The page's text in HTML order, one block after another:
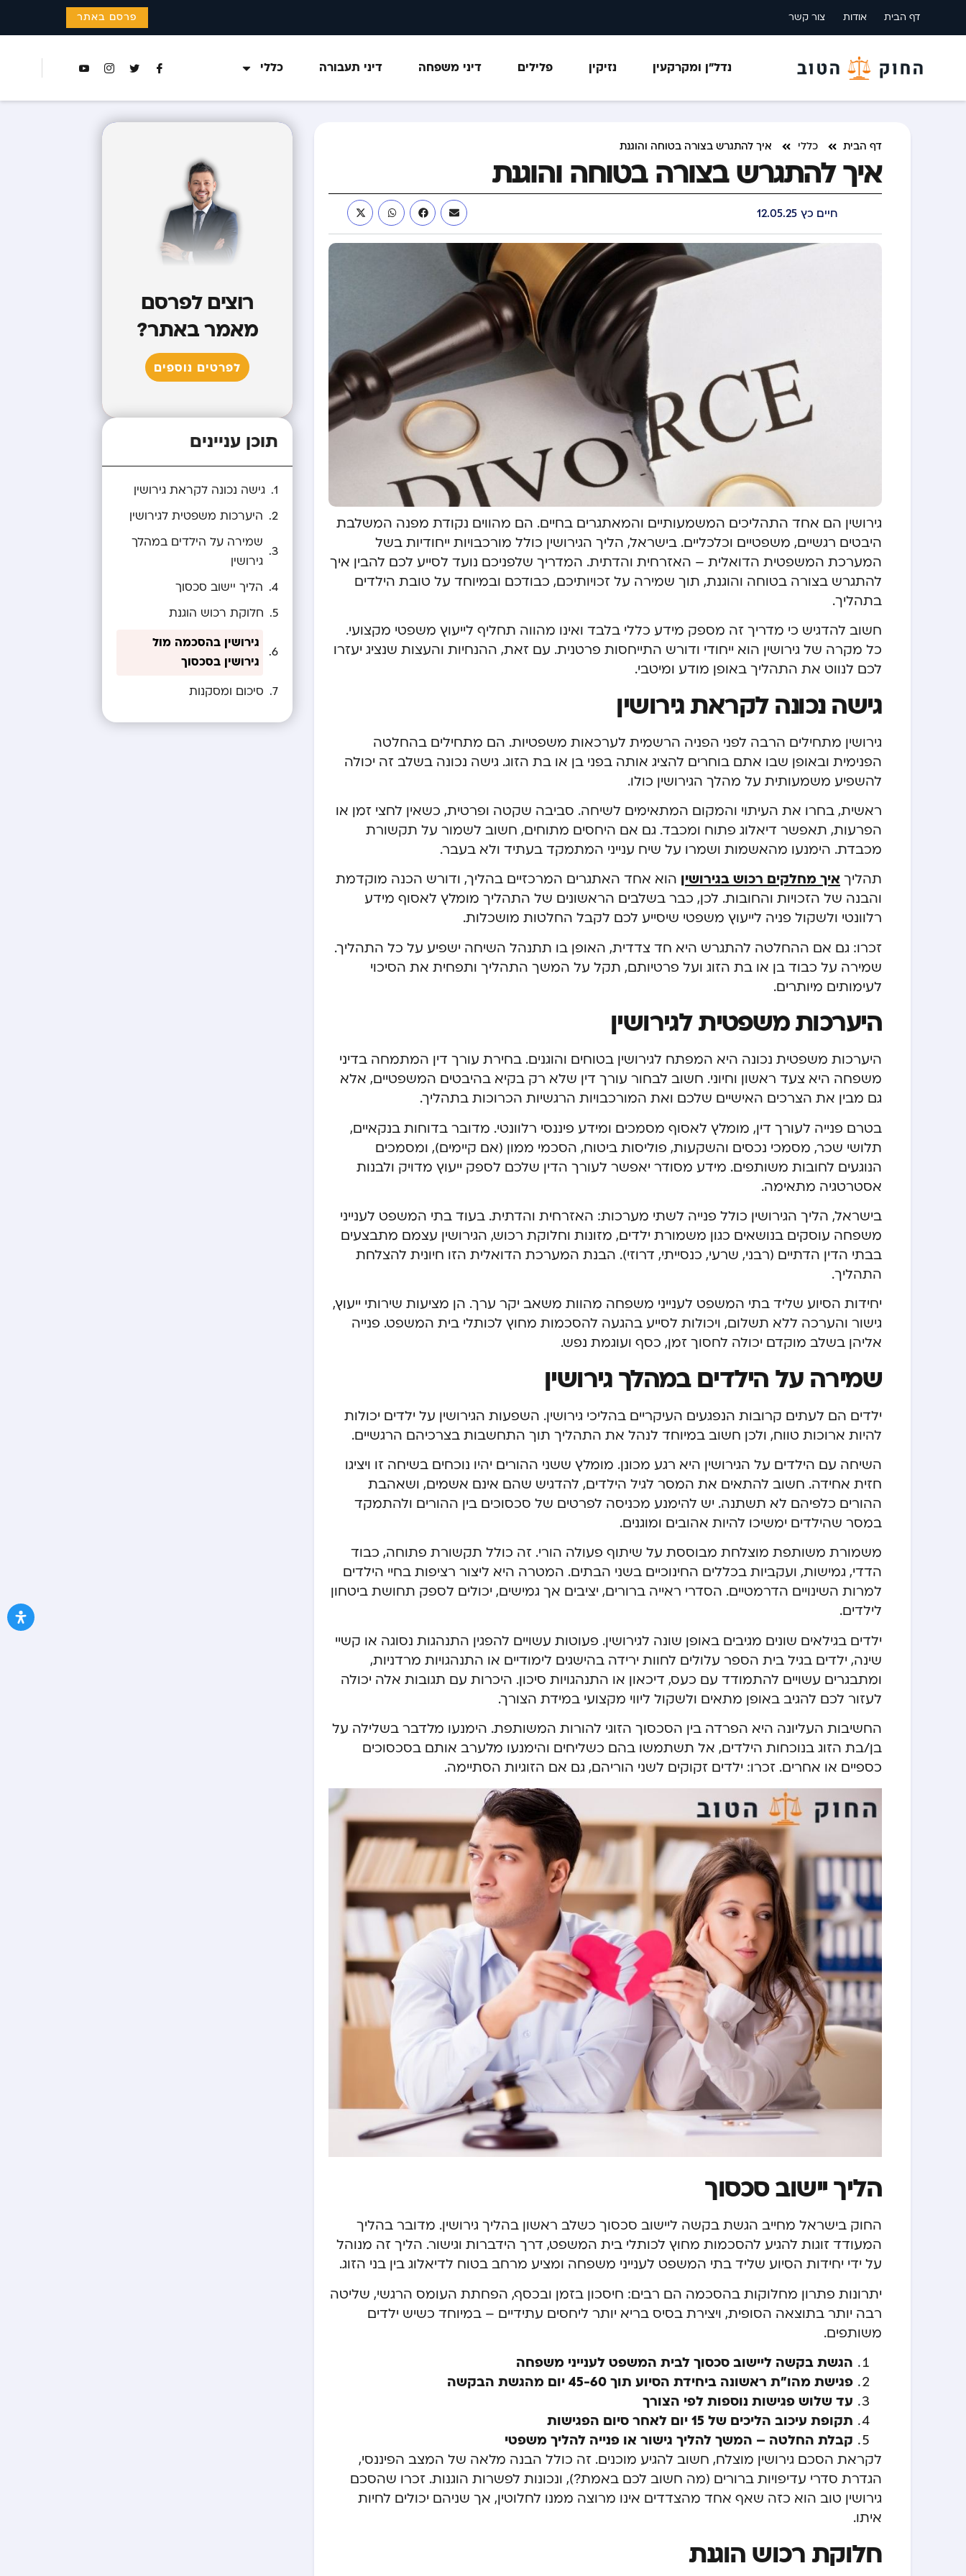
דף הבית אודות צור קשר פרסם באתר
נדל”ן ומקרקעין נזיקין פלילים דיני משפחה דיני תעבורה כללי
דף הבית כללי איך להתגרש בצורה בטוחה והוגנת
איך להתגרש בצורה בטוחה והוגנת
חיים כץ 12.05.25
גירושין הם אחד התהליכים המשמעותיים והמאתגרים בחיים. הם מהווים נקודת מפנה המשלבת
היבטים רגשיים, משפטיים וכלכליים. בישראל, הליך הגירושין כולל מורכבויות ייחודיות בשל
המערכת המשפטית הדואלית – האזרחית והדתית. המדריך שלפניכם נועד לסייע לכם להבין איך
להתגרש בצורה בטוחה והוגנת, תוך שמירה על זכויותיכם, כבודכם ובמיוחד על טובת הילדים
בתהליך.
חשוב להדגיש כי מדריך זה מספק מידע כללי בלבד ואינו מהווה תחליף לייעוץ משפטי מקצועי.
כל מקרה של גירושין הוא ייחודי ודורש התייחסות פרטנית. עם זאת, ההנחיות והעצות שנציג יעזרו
לכם לנווט את התהליך באופן מודע ומיטבי.
גישה נכונה לקראת גירושין
גירושין מתחילים הרבה לפני הפניה הרשמית לערכאות משפטיות. הם מתחילים בהחלטה
הפנימית ובאופן שבו אתם בוחרים להציג אותה בפני בן או בת הזוג. גישה נכונה בשלב זה יכולה
להשפיע משמעותית על מהלך הגירושין כולו.
ראשית, בחרו את העיתוי והמקום המתאימים לשיחה. סביבה שקטה ופרטית, כשאין לחצי זמן או
הפרעות, תאפשר דיאלוג פתוח ומכבד. גם אם היחסים מתוחים, חשוב לשמור על תקשורת
מכבדת. הימנעו מהאשמות ושמרו על שיח ענייני המתמקד בעתיד ולא בעבר.
תהליך איך מחלקים רכוש בגירושין הוא אחד האתגרים המרכזיים בהליך, ודורש הכנה מוקדמת
והבנה של הזכויות והחובות. לכן, כבר בשלבים הראשונים של התהליך מומלץ לאסוף מידע
רלוונטי ולשקול פניה לייעוץ משפטי שיסייע לכם לקבל החלטות מושכלות.
זכרו: גם אם ההחלטה להתגרש היא חד צדדית, האופן בו תתנהל השיחה ישפיע על כל התהליך.
שמירה על כבוד בן או בת הזוג ועל פרטיותם, תקל על המשך התהליך ותפחית את הסיכוי
לעימותים מיותרים.
היערכות משפטית לגירושין
היערכות משפטית נכונה היא המפתח לגירושין בטוחים והוגנים. בחירת עורך דין המתמחה בדיני
משפחה היא צעד ראשון וחיוני. חשוב לבחור עורך דין שלא רק בקיא בהיבטים המשפטיים, אלא
גם מבין את הצרכים האישיים שלכם ואת המורכבויות הרגשיות הכרוכות בתהליך.
בטרם פנייה לעורך דין, מומלץ לאסוף מסמכים ומידע פיננסי רלוונטי. מדובר בדוחות בנקאיים,
תלושי שכר, מסמכי נכסים והשקעות, פוליסות ביטוח, הסכמי ממון (אם קיימים), ומסמכים
הנוגעים לחובות משותפים. מידע מסודר יאפשר לעורך הדין שלכם לספק ייעוץ מדויק ולבנות
אסטרטגיה מתאימה.
בישראל, הליך הגירושין כולל פנייה לשתי מערכות: האזרחית והדתית. בעוד בתי המשפט לענייני
משפחה עוסקים בנושאים כגון משמורת ילדים, מזונות וחלוקת רכוש, הגירושין עצמם מתבצעים
בבתי הדין הדתיים (רבני, שרעי, כנסייתי, דרוזי). הבנת המערכת הדואלית הזו חיונית להצלחת
התהליך.
יחידות הסיוע שליד בתי המשפט לענייני משפחה מהוות משאב יקר ערך. הן מציעות שירותי ייעוץ,
גישור והערכה ללא תשלום, ויכולות לסייע בהגעה להסכמות מחוץ לכותלי בית המשפט. פנייה
אליהן בשלב מוקדם יכולה לחסוך זמן, כסף ועוגמת נפש.
שמירה על הילדים במהלך גירושין
ילדים הם לעתים קרובות הנפגעים העיקריים בהליכי גירושין. השפעות הגירושין על ילדים יכולות
להיות ארוכות טווח, ולכן חשוב במיוחד לנהל את התהליך תוך התחשבות בצרכיהם הרגשיים.
השיחה עם הילדים על הגירושין היא רגע מכונן. מומלץ ששני ההורים יהיו נוכחים בשיחה זו ויציגו
חזית אחידה. חשוב להתאים את המסר לגיל הילדים, להדגיש שהם אינם אשמים, ושאהבת
ההורים כלפיהם לא תשתנה. יש להימנע מכניסה לפרטים של סכסוכים בין ההורים ולהתמקד
במסר שהילדים ימשיכו להיות אהובים ומוגנים.
משמורת משותפת מוצלחת מבוססת על שיתוף פעולה הורי. זה כולל תקשורת פתוחה, כבוד
הדדי, גמישות, ועקביות בכללים החינוכיים בשני הבתים. המטרה היא ליצור רציפות בחיי הילדים
למרות השינויים הדרמטיים. הסדרי ראייה ברורים, יציבים אך גמישים, יכולים לספק תחושת ביטחון
לילדים.
ילדים בגילאים שונים מגיבים באופן שונה לגירושין. פעוטות עשויים להפגין התנהגות נסוגה או קשיי
שינה, ילדים בגיל בית הספר עלולים לחוות ירידה בהישגים לימודיים או התנהגויות מרדניות,
ומתבגרים עשויים להתמודד עם כעס, דיכאון או התנהגויות סיכון. היכרות עם תגובות אלה יכולה
לעזור לכם להגיב באופן מתאים ולשקול ליווי מקצועי במידת הצורך.
החשיבות העליונה היא הפרדה בין הסכסוך הזוגי להורות המשותפת. הימנעו מלדבר בשלילה על
בן/בת הזוג בנוכחות הילדים, אל תשתמשו בהם כשליחים והימנעו מלערב אותם בסכסוכים
כספיים או אחרים. זכרו: ילדים זקוקים לשני הוריהם, גם אם הזוגיות הסתיימה.
הליך יישוב סכסוך
החוק בישראל מחייב הגשת בקשה ליישוב סכסוך כשלב ראשון בהליך גירושין. מדובר בהליך
המעודד זוגות להגיע להסכמות מחוץ לכותלי בית המשפט, דרך הידברות וגישור. הליך זה מנוהל
על ידי יחידות הסיוע שליד בתי המשפט לענייני משפחה ומציע מרחב בטוח לדיאלוג בין בני הזוג.
יתרונות פתרון מחלוקות בהסכמה הם רבים: חיסכון בזמן ובכסף, הפחתת העומס הרגשי, שליטה
רבה יותר בתוצאה הסופית, ויצירת בסיס בריא יותר ליחסים עתידיים – במיוחד כשיש ילדים
משותפים.
הגשת בקשה ליישוב סכסוך לבית המשפט לענייני משפחה
פגישת מהו”ת ראשונה ביחידת הסיוע תוך 45-60 יום מהגשת הבקשה
עד שלוש פגישות נוספות לפי הצורך
תקופת עיכוב הליכים של 15 יום לאחר סיום הפגישות
קבלת החלטה – המשך להליך גישור או פנייה להליך משפטי
לקראת הסכם גירושין מוצלח, חשוב להגיע מוכנים. זה כולל הבנה מלאה של המצב הפיננסי,
הגדרת סדרי עדיפויות ברורים (מה חשוב לכם באמת?), ונכונות לפשרות הוגנות. זכרו שהסכם
גירושין טוב הוא כזה שאף אחד מהצדדים אינו מרוצה ממנו לחלוטין, אך שניהם יכולים לחיות
איתו.
חלוקת רכוש הוגנת
רוצים לפרסם
מאמר באתר?
לפרטים נוספים
תוכן עניינים
גישה נכונה לקראת גירושין
היערכות משפטית לגירושין
שמירה על הילדים במהלך
גירושין
הליך יישוב סכסוך
חלוקת רכוש הוגנת
גירושין בהסכמה מול
גירושין בסכסוך
סיכום ומסקנות